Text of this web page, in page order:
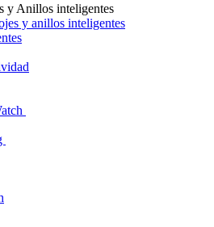
y Anillos inteligentes
y anillos inteligentes